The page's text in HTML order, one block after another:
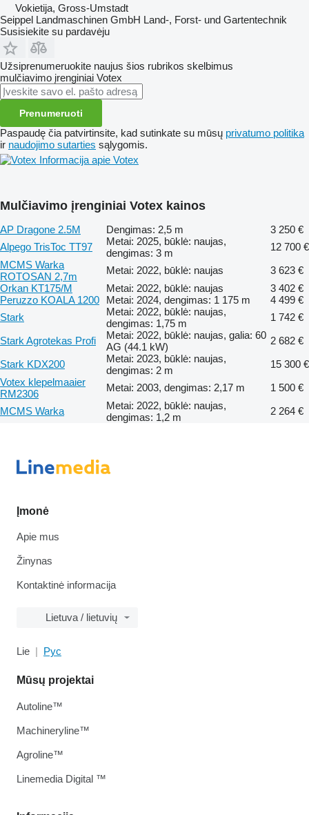
Vokietija, Gross-Umstadt
Seippel Landmaschinen GmbH Land-, Forst- und Gartentechnik
Susisiekite su pardavėju
Užsiprenumeruokite naujus šios rubrikos skelbimus
mulčiavimo įrenginiai Votex
Prenumeruoti
Paspaudę čia patvirtinsite, kad sutinkate su mūsų privatumo politika
ir naudojimo sutarties sąlygomis.
Informacija apie Votex
Mulčiavimo įrenginiai Votex kainos
AP Dragone 2.5M Dengimas: 2,5 m
3 250 €
Alpego TrisToc TT97
Metai: 2025, būklė: naujas,
dengimas: 3 m
12 700 €
MCMS Warka
ROTOSAN 2,7m
Metai: 2022, būklė: naujas
3 623 €
Orkan KT175/M
Metai: 2022, būklė: naujas
3 402 €
Peruzzo KOALA 1200
Metai: 2024, dengimas: 1 175 m
4 499 €
Stark
Metai: 2022, būklė: naujas,
dengimas: 1,75 m
1 742 €
Stark Agrotekas Profi
Metai: 2022, būklė: naujas, galia: 60
AG (44.1 kW)
2 682 €
Stark KDX200
Metai: 2023, būklė: naujas,
dengimas: 2 m
15 300 €
Votex klepelmaaier
RM2306
Metai: 2003, dengimas: 2,17 m
1 500 €
MCMS Warka
Metai: 2022, būklė: naujas,
dengimas: 1,2 m
2 264 €
Įmonė
Apie mus
Žinynas
Kontaktinė informacija
Lietuva / lietuvių
Lie Рус
Mūsų projektai
Autoline™
Machineryline™
Agroline™
Linemedia Digital ™